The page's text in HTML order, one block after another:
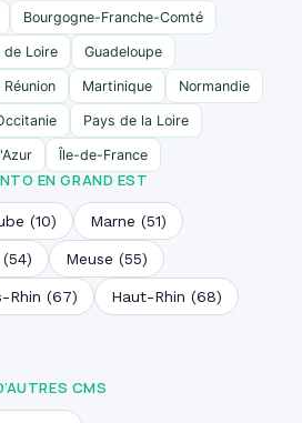
Bourgogne-Franche-Comté
de Loire Guadeloupe
Réunion Martinique Normandie
Pays de la Loire
Île-de-France
EN GRAND EST
(10) Marne (51)
Meuse (55)
Rhin (67) Haut-Rhin (68)
CMS